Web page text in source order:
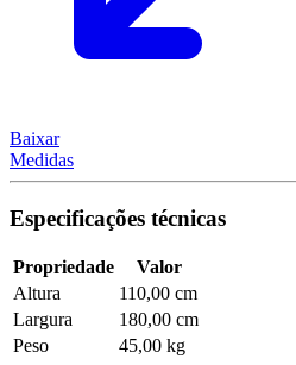
Baixar
Medidas
Especificações técnicas
Propriedade
Valor
Altura
110,00 cm
Largura
180,00 cm
Peso
45,00 kg